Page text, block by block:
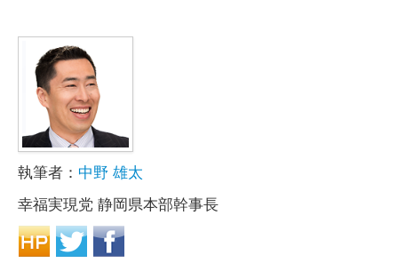
執筆者： 中野 雄太
幸福実現党 静岡県本部幹事長